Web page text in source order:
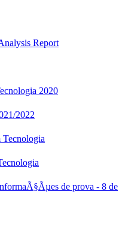
Report
2020
2022
de prova - 8 de